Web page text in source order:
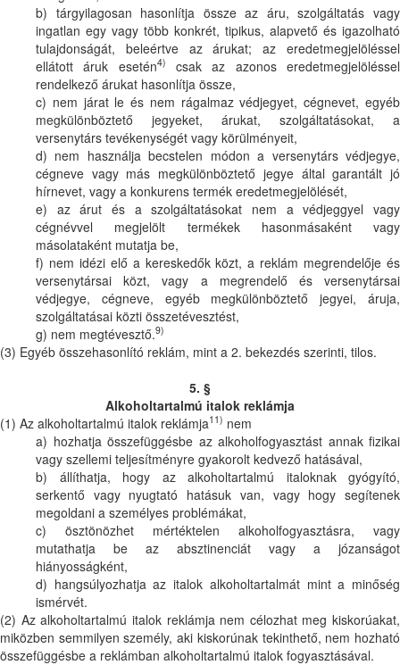
b) tárgyilagosan hasonlítja össze az áru, szolgáltatás vagy
ingatlan egy vagy több konkrét, tipikus, alapvető és igazolható
tulajdonságát, beleértve az árukat; az eredetmegjelöléssel
ellátott áruk esetén4)
csak az azonos eredetmegjelöléssel
rendelkező árukat hasonlítja össze,
c) nem járat le és nem rágalmaz védjegyet, cégnevet, egyéb
megkülönböztető jegyeket, árukat, szolgáltatásokat, a
versenytárs tevékenységét vagy körülményeit,
d) nem használja becstelen módon a versenytárs védjegye,
cégneve vagy más megkülönböztető jegye által garantált jó
hírnevet, vagy a konkurens termék eredetmegjelölését,
e) az árut és a szolgáltatásokat nem a védjeggyel vagy
cégnévvel megjelölt termékek hasonmásaként vagy
másolataként mutatja be,
f) nem idézi elő a kereskedők közt, a reklám megrendelője és
versenytársai közt, vagy a megrendelő és versenytársai
védjegye, cégneve, egyéb megkülönböztető jegyei, áruja,
szolgáltatásai közti összetévesztést,
g) nem megtévesztő.9)
(3) Egyéb összehasonlító reklám, mint a 2. bekezdés szerinti, tilos.
5. §
Alkoholtartalmú italok reklámja
(1) Az alkoholtartalmú italok reklámja11) nem
a) hozhatja összefüggésbe az alkoholfogyasztást annak fizikai
vagy szellemi teljesítményre gyakorolt kedvező hatásával,
b) állíthatja, hogy az alkoholtartalmú italoknak gyógyító,
serkentő vagy nyugtató hatásuk van, vagy hogy segítenek
megoldani a személyes problémákat,
c) ösztönözhet mértéktelen alkoholfogyasztásra, vagy
mutathatja be az absztinenciát vagy a józanságot
hiányosságként,
d) hangsúlyozhatja az italok alkoholtartalmát mint a minőség
ismérvét.
(2) Az alkoholtartalmú italok reklámja nem célozhat meg kiskorúakat,
miközben semmilyen személy, aki kiskorúnak tekinthető, nem hozható
összefüggésbe a reklámban alkoholtartalmú italok fogyasztásával.